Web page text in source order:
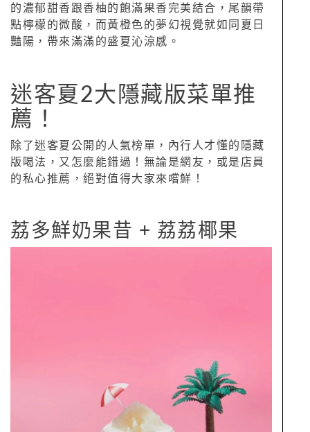
的濃郁甜香跟香柚的飽滿果香完美結合，尾韻帶
點檸檬的微酸，而黃橙色的夢幻視覺就如同夏日
豔陽，帶來滿滿的盛夏沁涼感。
迷客夏2大隱藏版菜單推
薦！
除了迷客夏公開的人氣榜單，內行人才懂的隱藏
版喝法，又怎麼能錯過！無論是網友，或是店員
的私心推薦，絕對值得大家來嚐鮮！
荔多鮮奶果昔 + 荔荔椰果